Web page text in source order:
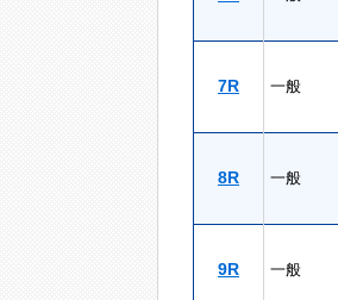
7R 一般
8R 一般
9R 一般